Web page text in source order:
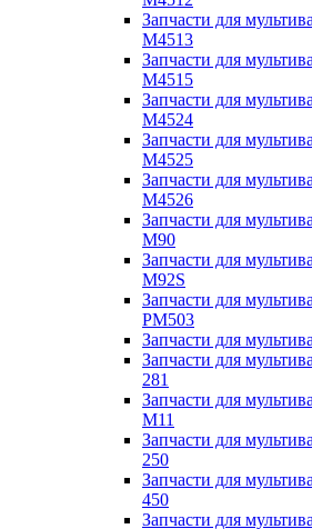
Запчасти для
M4513
Запчасти для
M4515
Запчасти для
M4524
Запчасти для
M4525
Запчасти для
M4526
Запчасти для
M90
Запчасти для
M92S
Запчасти для
PM503
Запчасти для
Запчасти для
281
Запчасти для
M11
Запчасти для
250
Запчасти для
450
Запчасти для